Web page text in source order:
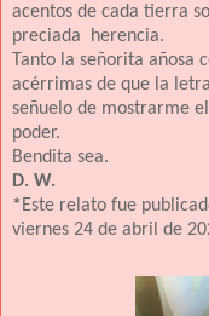
acentos de cada tierra
preciada herencia.
Tanto la señorita añosa
acérrimas de que la
señuelo de mostrarme
poder.
Bendita sea.
D. W.
*Este relato fue
viernes 24 de abril de